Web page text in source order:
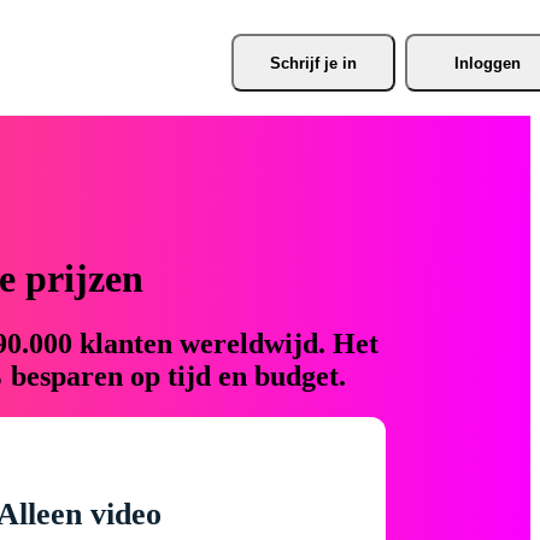
Schrijf je in Inloggen
prijzen
klanten wereldwijd. Het
op tijd en budget.
video